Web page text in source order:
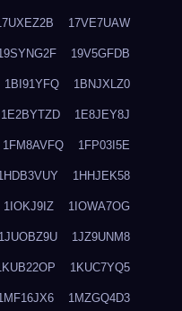
17VE7UAW
19V5GFDB
1BI91YFQ 1BNJXLZ0
1E2BYTZD 1E8JEY8J
1FM8AVFQ 1FP03I5E
1HHJEK58
1IOKJ9IZ 1IOWA7OG
1JUOBZ9U 1JZ9UNM8
1KUC7YQ5
1MZGQ4D3